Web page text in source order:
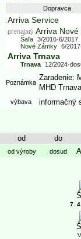
Dopravca
Arriva Service
prenajatý Arriva Nové
Šaľa 3/2016-6/2017
Nové Zámky 6/2017
Arriva Trnava
Trnava 12/2024-
Poznámka
Zaradenie:
MHD
výbava informačný
od
do
od výroby dosud
7.